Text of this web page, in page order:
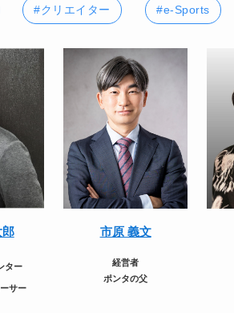
#クリエイター #e-Sports
郎
ター
サー
市原 義文
経営者
ポンタの父